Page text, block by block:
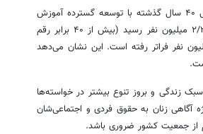
در سال ذکرشده، تنها ۴۸ هزار نفر از دختران کشور، دانشجو بوده‌اند. طی ۴۰ سال گذشته با توسعه گسترده آموزش
عالی برای زنان، تعداد دانشجویان دختر در بعضی از سال‌ها به بیش از ۲/۲ میلیون نفر رسید (بیش از ۴۰ برابر رقم
نفر فراتر رفته است. این نشان می‌دهد
سبک زندگی و بروز تنوع بیشتر در خواسته‌ها
آگاهی زنان به حقوق فردی و اجتماعی‌شان
از جمعیت کشور ضروری باشد.